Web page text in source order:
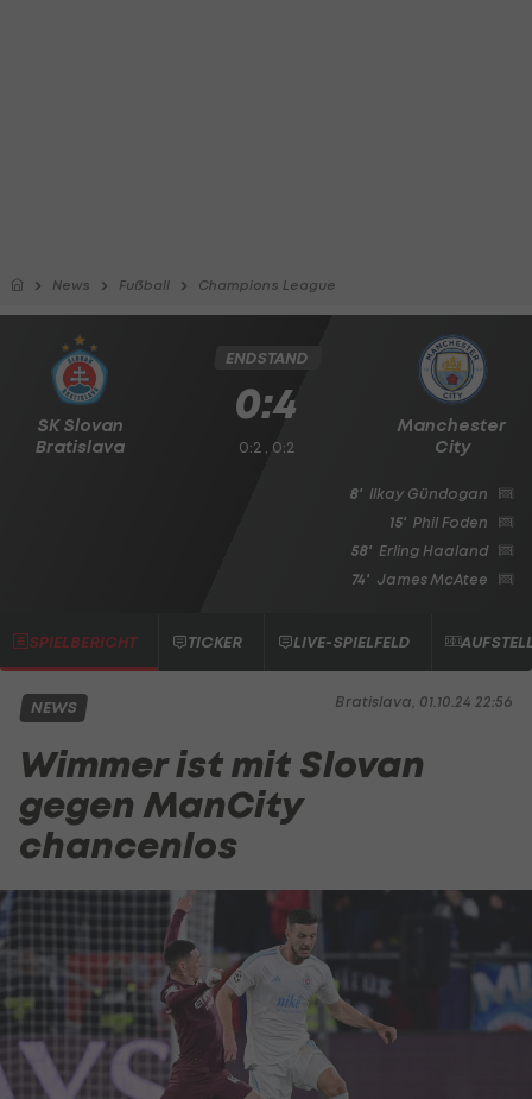
News Fußball Champions League
SK Slovan
Bratislava
Manchester
City
ENDSTAND
0:4
0:2 , 0:2
8' Ilkay Gündogan
15' Phil Foden
58' Erling Haaland
74' James McAtee
SPIELBERICHT TICKER LIVE-SPIELFELD
Bratislava, 01.10.24 22:56
NEWS
Wimmer ist mit Slovan
gegen ManCity
chancenlos